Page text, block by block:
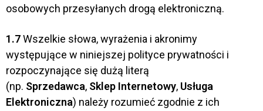
osobowych przesyłanych drogą elektroniczną.
1.7Wszelkie słowa, wyrażenia i akronimy
występujące w niniejszej polityce prywatności i
rozpoczynające się dużą literą
(np. Sprzedawca, Sklep Internetowy, Usługa
Elektroniczna) należy rozumieć zgodnie z ich